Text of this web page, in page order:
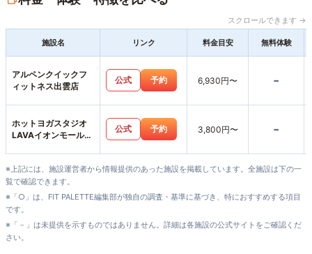
スクロールできます →
施設名 リンク 料金目安 無料体験
アルペンクイックフ
ィットネス出雲店
公式 予約 6,930円〜 -
ホットヨガスタジオ
LAVAイオンモール出
公式 予約 3,800円〜 -
※上記には、施設運営者から情報提供のあった施設を掲載しています。全施設は下の一
覧で確認できます。
※「○」は、FIT PALETTE編集部が独自の調査・基準に基づき、特におすすめする項目
です。
※「－」は未提供を示すものではありません。詳細は各施設の公式サイトをご確認くだ
さい。